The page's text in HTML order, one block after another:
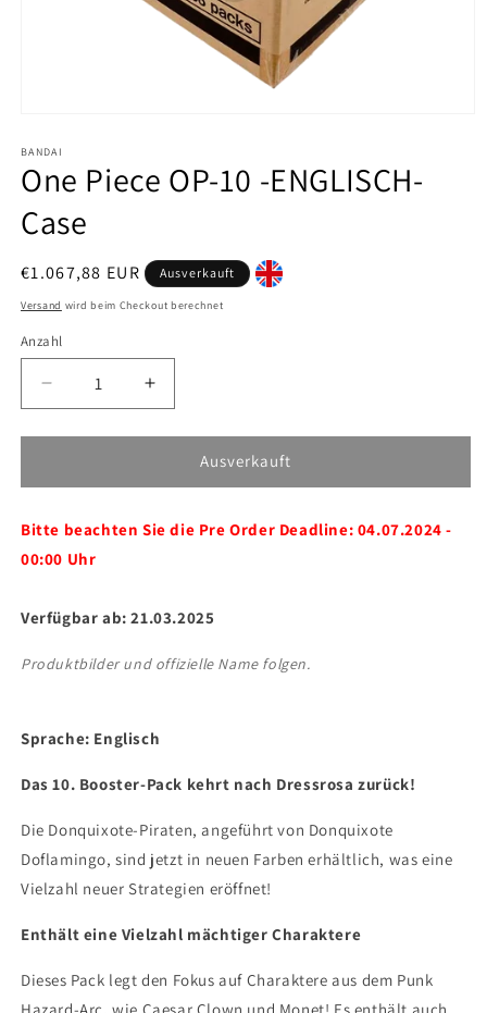
in
Modal
öffnen
BANDAI
One Piece OP-10 -ENGLISCH-
Case
Normaler
Preis
€1.067,88 EUR Ausverkauft
Versand wird beim Checkout berechnet
Anzahl
Verringere
die
Menge
One
OP-
10
Case
Erhöhe
die
Menge
One
OP-
Case
Ausverkauft
Bitte beachten Sie die Pre Order Deadline: 04.07.2024 -
00:00 Uhr
Verfügbar ab: 21.03.2025
Produktbilder und offizielle Name folgen.
Sprache: Englisch
Das 10. Booster-Pack kehrt nach Dressrosa zurück!
Die Donquixote-Piraten, angeführt von Donquixote
Doflamingo, sind jetzt in neuen Farben erhältlich, was eine
Vielzahl neuer Strategien eröffnet!
Enthält eine Vielzahl mächtiger Charaktere
Dieses Pack legt den Fokus auf Charaktere aus dem Punk
Hazard-Arc, wie Caesar Clown und Monet! Es enthält auch